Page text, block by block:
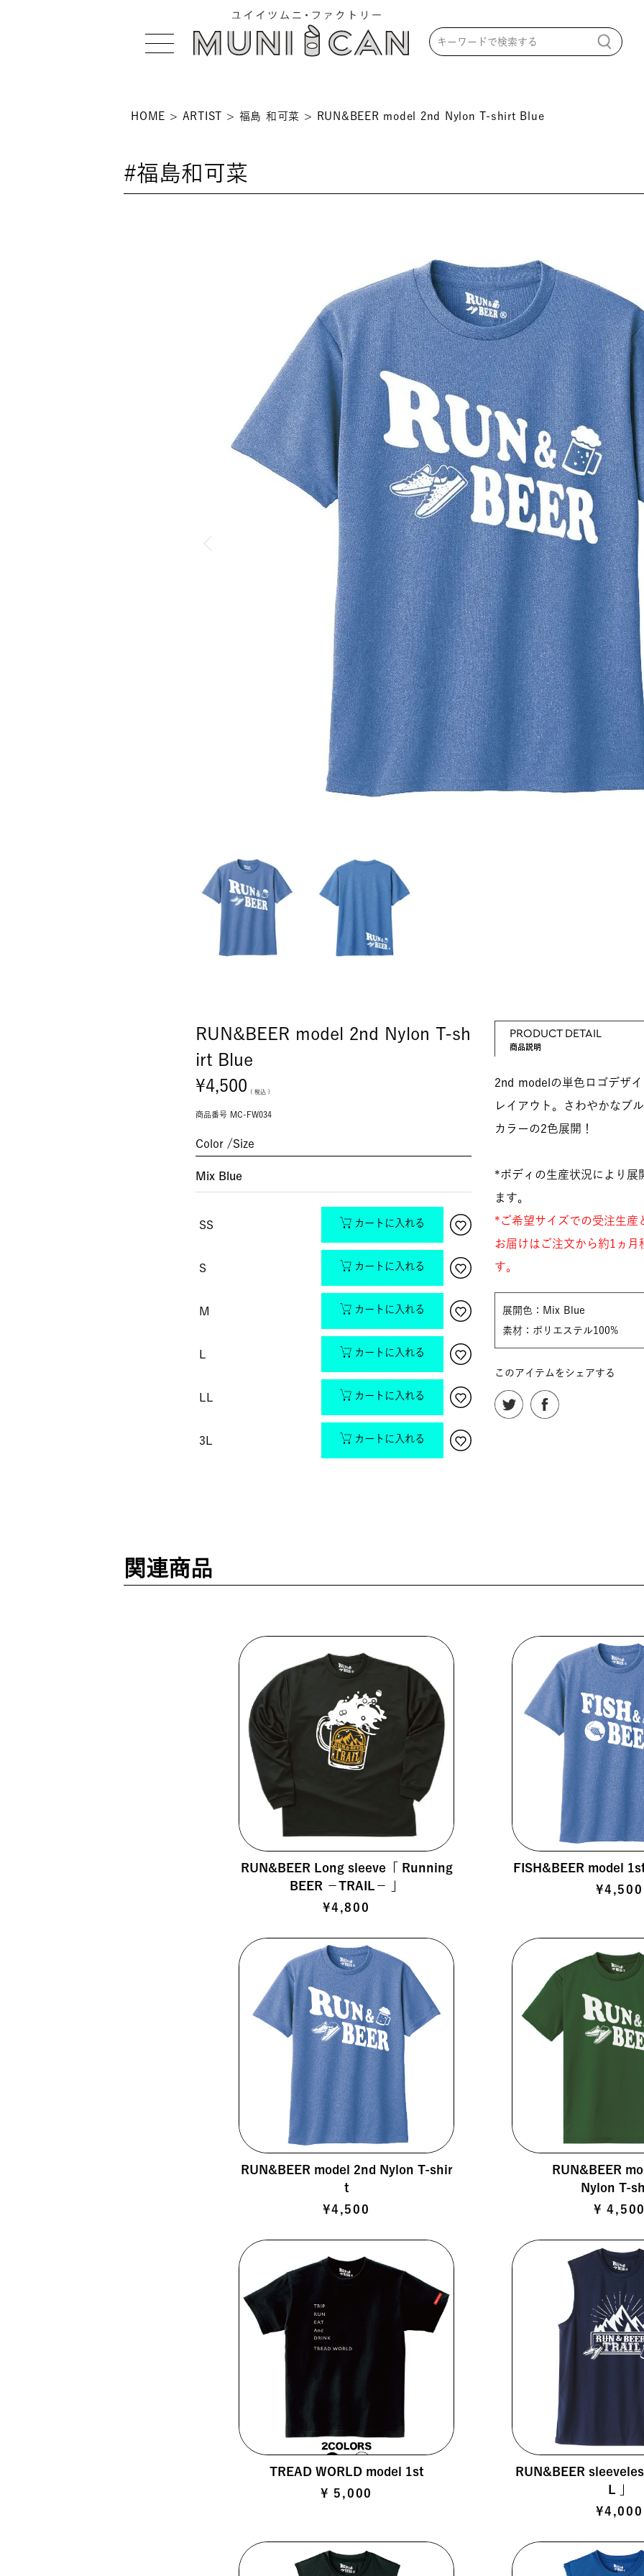
HOME ARTIST 福島 和可菜 RUN&BEER model 2nd Nylon T-shirt Blue
#福島和可菜
RUN&BEER model 2nd Nylon T-sh
irt Blue
¥4,500 税込
商品番号 MC-FW034
Color Size
Mix Blue
SS カートに入れる
S カートに入れる
M カートに入れる
カートに入れる
カートに入れる
3L カートに入れる
PRODUCT DETAIL
商品説明
2nd modelの単色ロゴデザ
レイアウト。さわやかなブ
カラーの2色展開！
*ボディの生産状況により展
ます。
*ご希望サイズでの受注生産
お届けはご注文から約1ヵ月
す。
展開色：Mix Blue
素材：ポリエステル100%
このアイテムをシェアする
関連商品
RUN&BEER Long sleeve「 Running
BEER －TRAIL－ 」
¥4,800
FISH&BEER model
¥4,500
RUN&BEER model 2nd Nylon T-shir
t
¥4,500
RUN&BEER
Nylon T-
¥ 4,500
TREAD WORLD model 1st
¥ 5,000
RUN&BEER
¥4,000